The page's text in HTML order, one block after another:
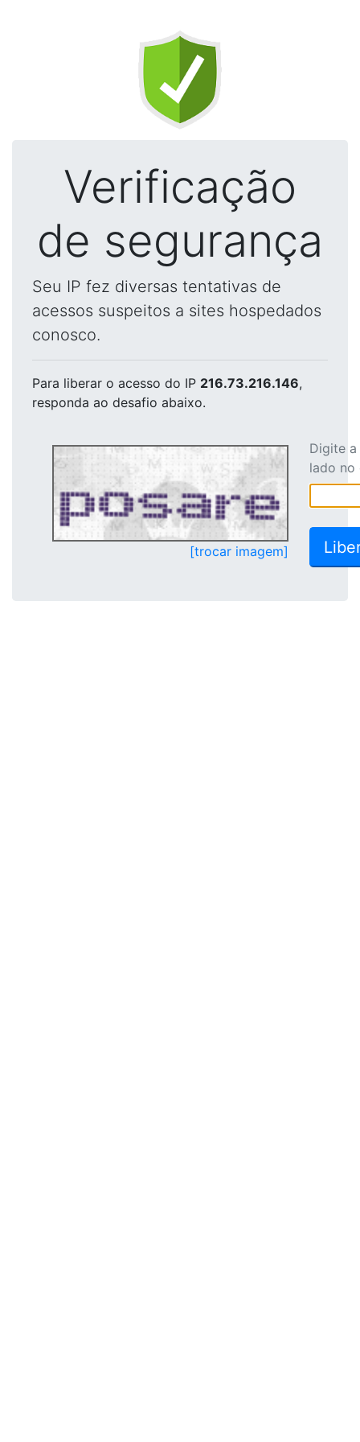
Verificação
de segurança
Seu IP fez diversas tentativas de
acessos suspeitos a sites hospedados
conosco.
Para liberar o acesso do IP 216.73.216.146,
responda ao desafio abaixo.
[trocar imagem]
Digite
lado no